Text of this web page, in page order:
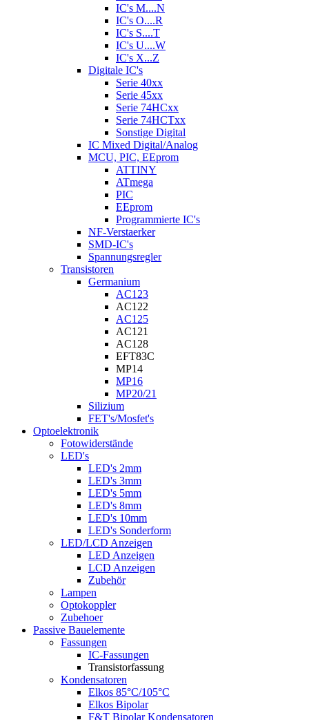
IC's M....N
IC's O....R
IC's S....T
IC's U....W
IC's X...Z
Digitale IC's
Serie 40xx
Serie 45xx
Serie 74HCxx
Serie 74HCTxx
Sonstige Digital
IC Mixed Digital/Analog
MCU, PIC, EEprom
ATTINY
ATmega
PIC
EEprom
Programmierte IC's
NF-Verstaerker
SMD-IC's
Spannungsregler
Transistoren
Germanium
AC123
AC122
AC125
AC121
AC128
EFT83C
MP14
MP16
MP20/21
Silizium
FET's/Mosfet's
Optoelektronik
Fotowiderstände
LED's
LED's 2mm
LED's 3mm
LED's 5mm
LED's 8mm
LED's 10mm
LED's Sonderform
LED/LCD Anzeigen
LED Anzeigen
LCD Anzeigen
Zubehör
Lampen
Optokoppler
Zubehoer
Passive Bauelemente
Fassungen
IC-Fassungen
Transistorfassung
Kondensatoren
Elkos 85°C/105°C
Elkos Bipolar
F&T Bipolar Kondensatoren